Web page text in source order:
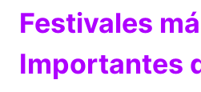
Festivales
Importantes